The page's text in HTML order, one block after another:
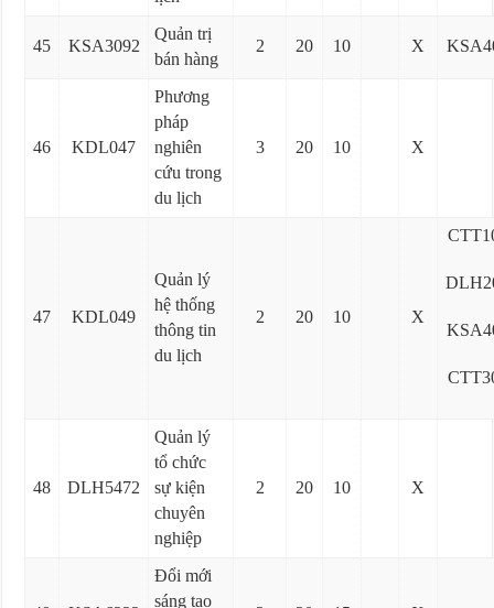
45 KSA3092
Quản trị
bán hàng
2 20 10 X
46 KDL047
Phương
pháp
nghiên
cứu trong
du lịch
3 20 10 X
47 KDL049
Quản lý
hệ thống
thông tin
du lịch
2 20 10 X
48 DLH5472
Quản lý
tổ chức
sự kiện
chuyên
nghiệp
2 20 10 X
Đổi mới
sáng tạo